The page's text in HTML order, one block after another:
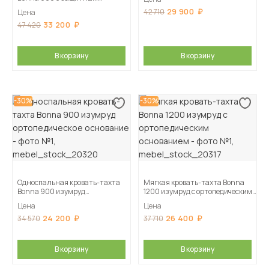
механизмом
Цена
47 420 33 200
В корзину
42 710 29 900
В корзину
-30%
Односпальная кровать-тахта
Bonna 900 изумруд
Цена
34 570 24 200
В корзину
-30%
Мягкая кровать-тахта Bonna
1200 изумруд c ортопедическим
Цена
37 710 26 400
В корзину